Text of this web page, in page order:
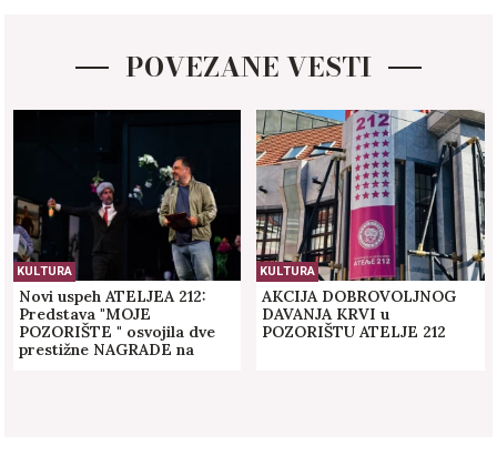
POVEZANE VESTI
KULTURA
Novi uspeh ATELJEA 212:
Predstava "MOJE
POZORIŠTE " osvojila dve
prestižne NAGRADE na
KULTURA
AKCIJA DOBROVOLJNOG
DAVANJA KRVI u
POZORIŠTU ATELJE 212